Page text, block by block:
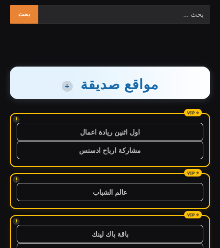
مواقع صديقة +
!
اول اثنين ريادة اعمال
مشاركة ارباح ادسنس
!
عالم الشباب
!
باقة باك لينك